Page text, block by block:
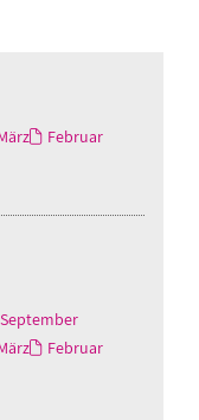
Februar
September
Februar